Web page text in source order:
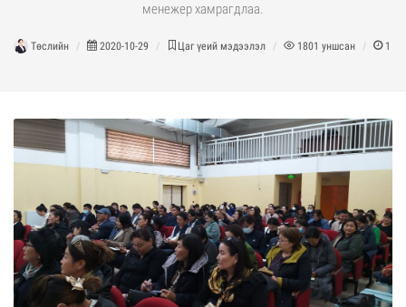
менежер хамрагдлаа.
Төслийн 2020-10-29 Цаг үеий мэдээлэл 1801 уншсан 1